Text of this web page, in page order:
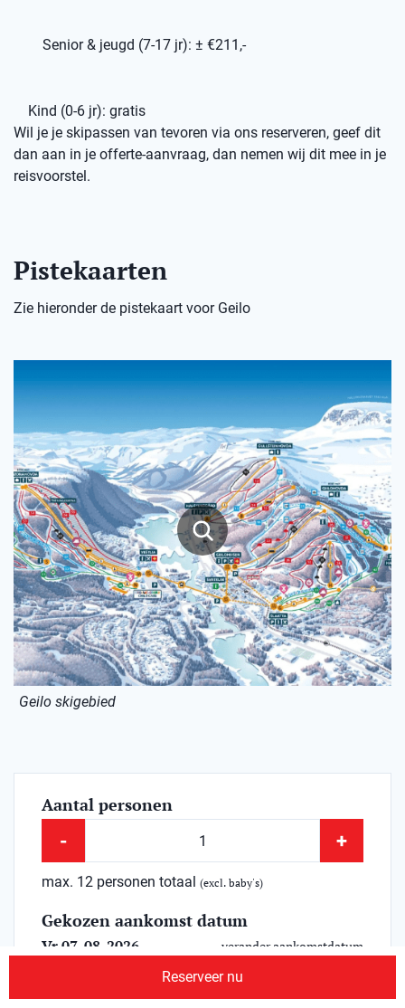
Senior & jeugd (7-17 jr): ± €211,-
Kind (0-6 jr): gratis
Wil je je skipassen van tevoren via ons reserveren, geef dit
dan aan in je offerte-aanvraag, dan nemen wij dit mee in je
reisvoorstel.
Pistekaarten
Zie hieronder de pistekaart voor Geilo
Geilo skigebied
Aantal personen
- +
max. 12 personen totaal (excl. baby's)
Gekozen aankomst datum
Vr 07-08-2026 verander aankomstdatum
Reserveer nu